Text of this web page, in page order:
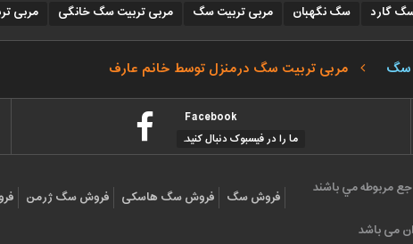
گارد سگ نگهبان مربی تربیت سگ مربی تربیت سگ خانگی مربی
سگ مربی تربیت سگ درمنزل توسط خانم عارف
Facebook
ما را در فیسبوک دنبال کنید.
مربوطه مي باشند
می باشد
فروش سگ فروش سگ هاسکی فروش سگ ژرمن